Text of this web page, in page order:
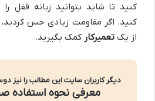
کنید تا شاید بتوانید زبانه قفل
کنید. اگر مقاومت زیادی حس کردید،
از یک تعمیرکار کمک بگیرید.
دیگر کاربران سایت این مطالب را نیز
معرفی نحوه استفاده